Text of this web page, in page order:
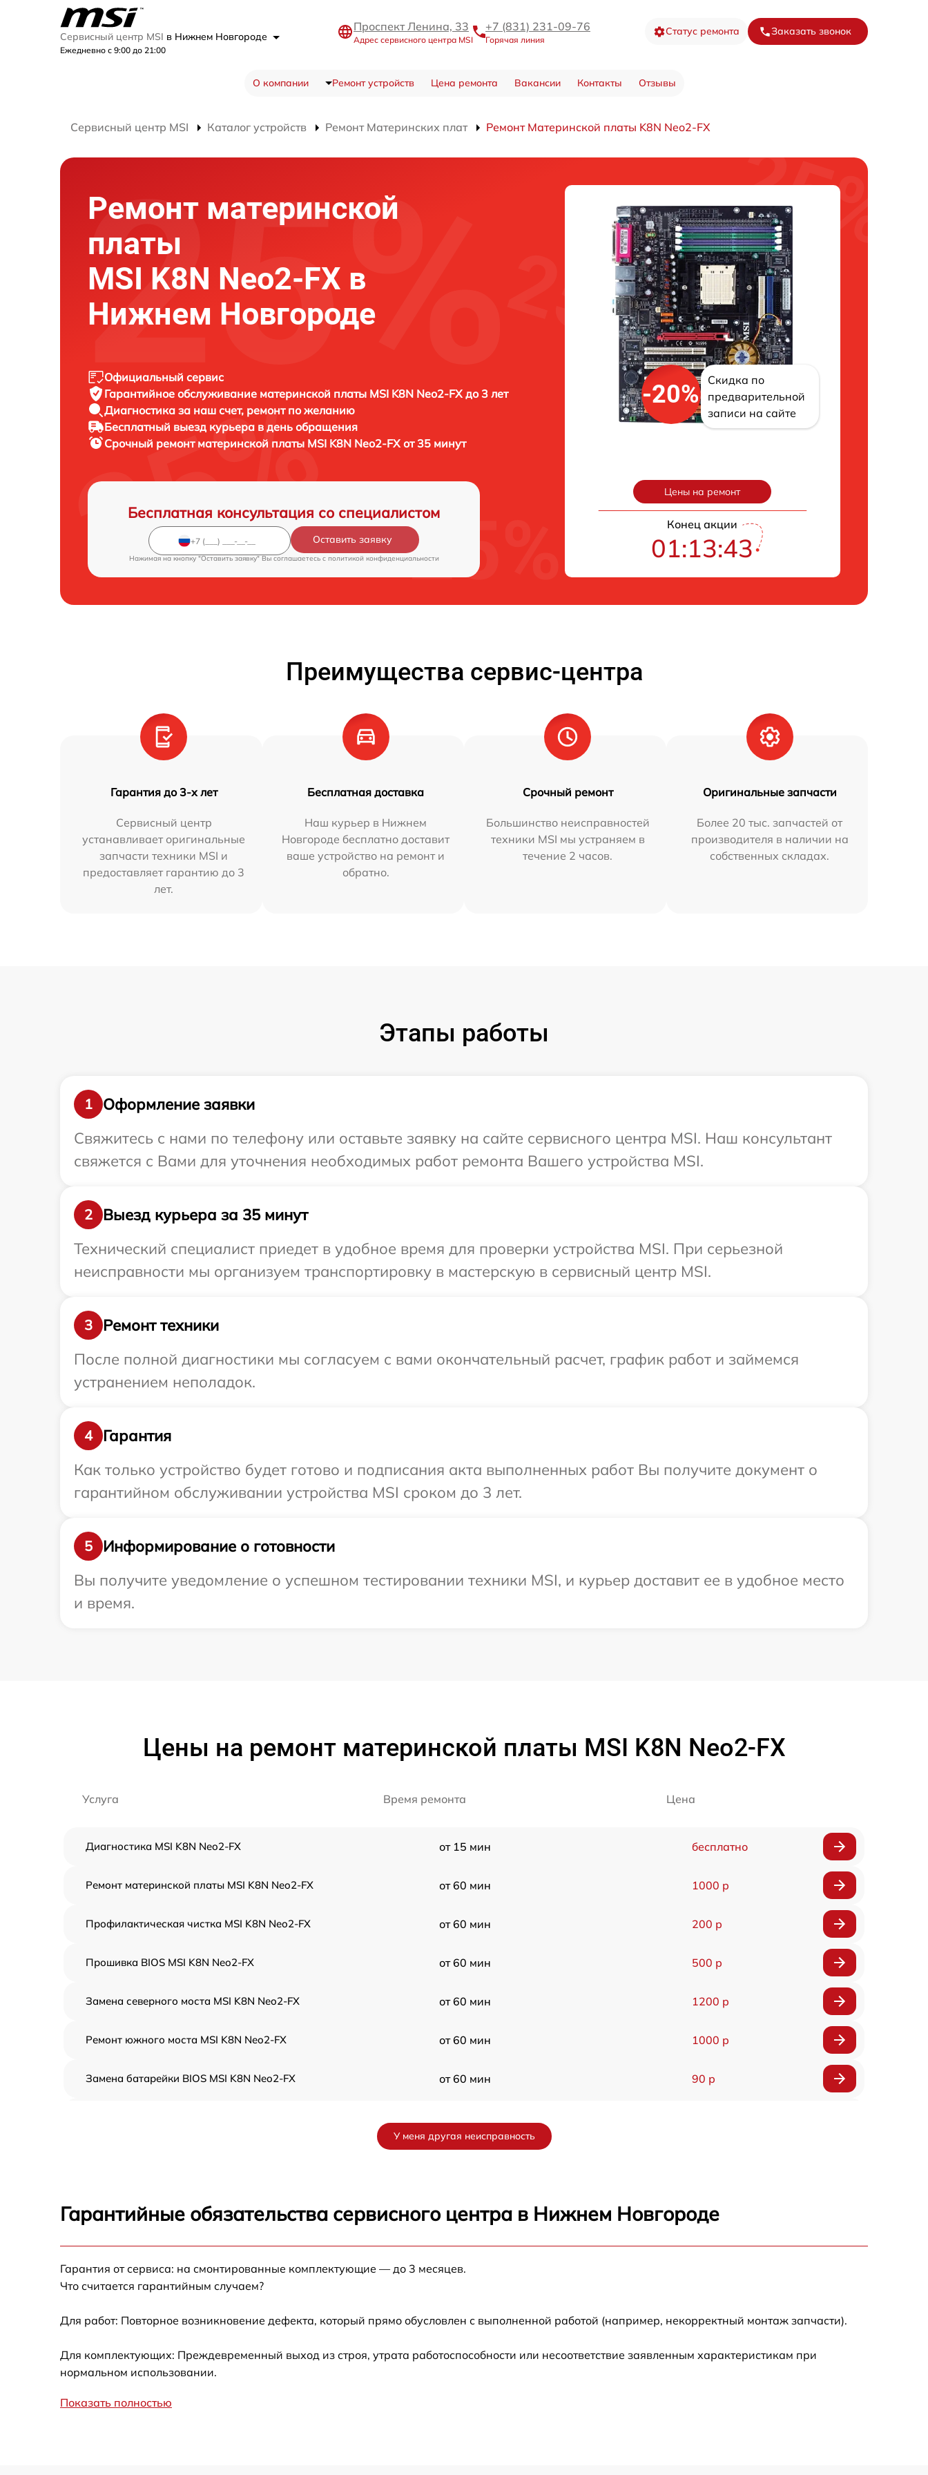
Сервисный центр MSI в Нижнем Новгороде
Ежедневно с 9:00 до 21:00
Проспект Ленина, 33
Адрес сервисного центра MSI
+7 (831) 231-09-76
Горячая линия
Статус ремонта Заказать звонок
О компании Ремонт устройств Цена ремонта Вакансии Контакты Отзывы
Сервисный центр MSI Каталог устройств Ремонт Материнских плат Ремонт Материнской платы K8N Neo2-FX
Ремонт материнской
платы
MSI K8N Neo2-FX в
Нижнем Новгороде
Официальный сервис
Гарантийное обслуживание материнской платы MSI K8N Neo2-FX до 3 лет
Диагностика за наш счет, ремонт по желанию
Бесплатный выезд курьера в день обращения
Срочный ремонт материнской платы MSI K8N Neo2-FX от 35 минут
Бесплатная консультация со специалистом
Оставить заявку
Нажимая на кнопку "Оставить заявку" Вы соглашаетесь c политикой конфиденциальности
-20%
Скидка по
предварительной
записи на сайте
Цены на ремонт
Конец акции
01:13:42
Преимущества сервис-центра
Гарантия до 3-х лет
Сервисный центр
устанавливает оригинальные
запчасти техники MSI и
предоставляет гарантию до 3
лет.
Бесплатная доставка
Наш курьер в Нижнем
Новгороде бесплатно доставит
ваше устройство на ремонт и
обратно.
Срочный ремонт
Большинство неисправностей
техники MSI мы устраняем в
течение 2 часов.
Оригинальные запчасти
Более 20 тыс. запчастей от
производителя в наличии на
собственных складах.
Этапы работы
1
Оформление заявки
Свяжитесь с нами по телефону или оставьте заявку на сайте сервисного центра MSI. Наш консультант
свяжется с Вами для уточнения необходимых работ ремонта Вашего устройства MSI.
2
Выезд курьера за 35 минут
Технический специалист приедет в удобное время для проверки устройства MSI. При серьезной
неисправности мы организуем транспортировку в мастерскую в сервисный центр MSI.
3
Ремонт техники
После полной диагностики мы согласуем с вами окончательный расчет, график работ и займемся
устранением неполадок.
4
Гарантия
Как только устройство будет готово и подписания акта выполненных работ Вы получите документ о
гарантийном обслуживании устройства MSI сроком до 3 лет.
5
Информирование о готовности
Вы получите уведомление о успешном тестировании техники MSI, и курьер доставит ее в удобное место
и время.
Цены на ремонт материнской платы MSI K8N Neo2-FX
Услуга Время ремонта Цена
Диагностика MSI K8N Neo2-FX от 15 мин бесплатно
Ремонт материнской платы MSI K8N Neo2-FX от 60 мин 1000 р
Профилактическая чистка MSI K8N Neo2-FX от 60 мин 200 р
Прошивка BIOS MSI K8N Neo2-FX от 60 мин 500 р
Замена северного моста MSI K8N Neo2-FX от 60 мин 1200 р
Ремонт южного моста MSI K8N Neo2-FX от 60 мин 1000 р
Замена батарейки BIOS MSI K8N Neo2-FX от 60 мин 90 р
У меня другая неисправность
Гарантийные обязательства сервисного центра в Нижнем Новгороде
Гарантия от сервиса: на смонтированные комплектующие — до 3 месяцев.
Что считается гарантийным случаем?
Для работ: Повторное возникновение дефекта, который прямо обусловлен с выполненной работой (например, некорректный монтаж запчасти).
Для комплектующих: Преждевременный выход из строя, утрата работоспособности или несоответствие заявленным характеристикам при
нормальном использовании.
Показать полностью